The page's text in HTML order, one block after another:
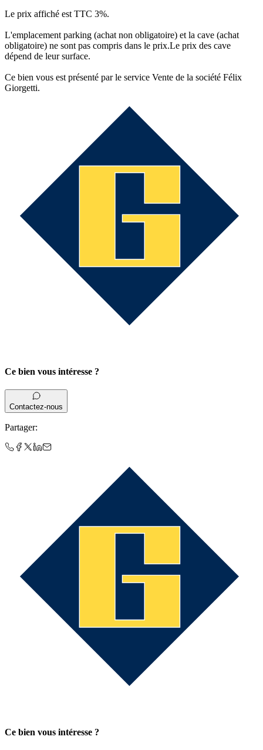
Le prix affiché est TTC 3%.
L'emplacement parking (achat non obligatoire) et la cave (achat
obligatoire) ne sont pas compris dans le prix.Le prix des cave
dépend de leur surface.
Ce bien vous est présenté par le service Vente de la société Félix
Giorgetti.
Ce bien vous intéresse ?
Contactez-nous
Partager:
Ce bien vous intéresse ?